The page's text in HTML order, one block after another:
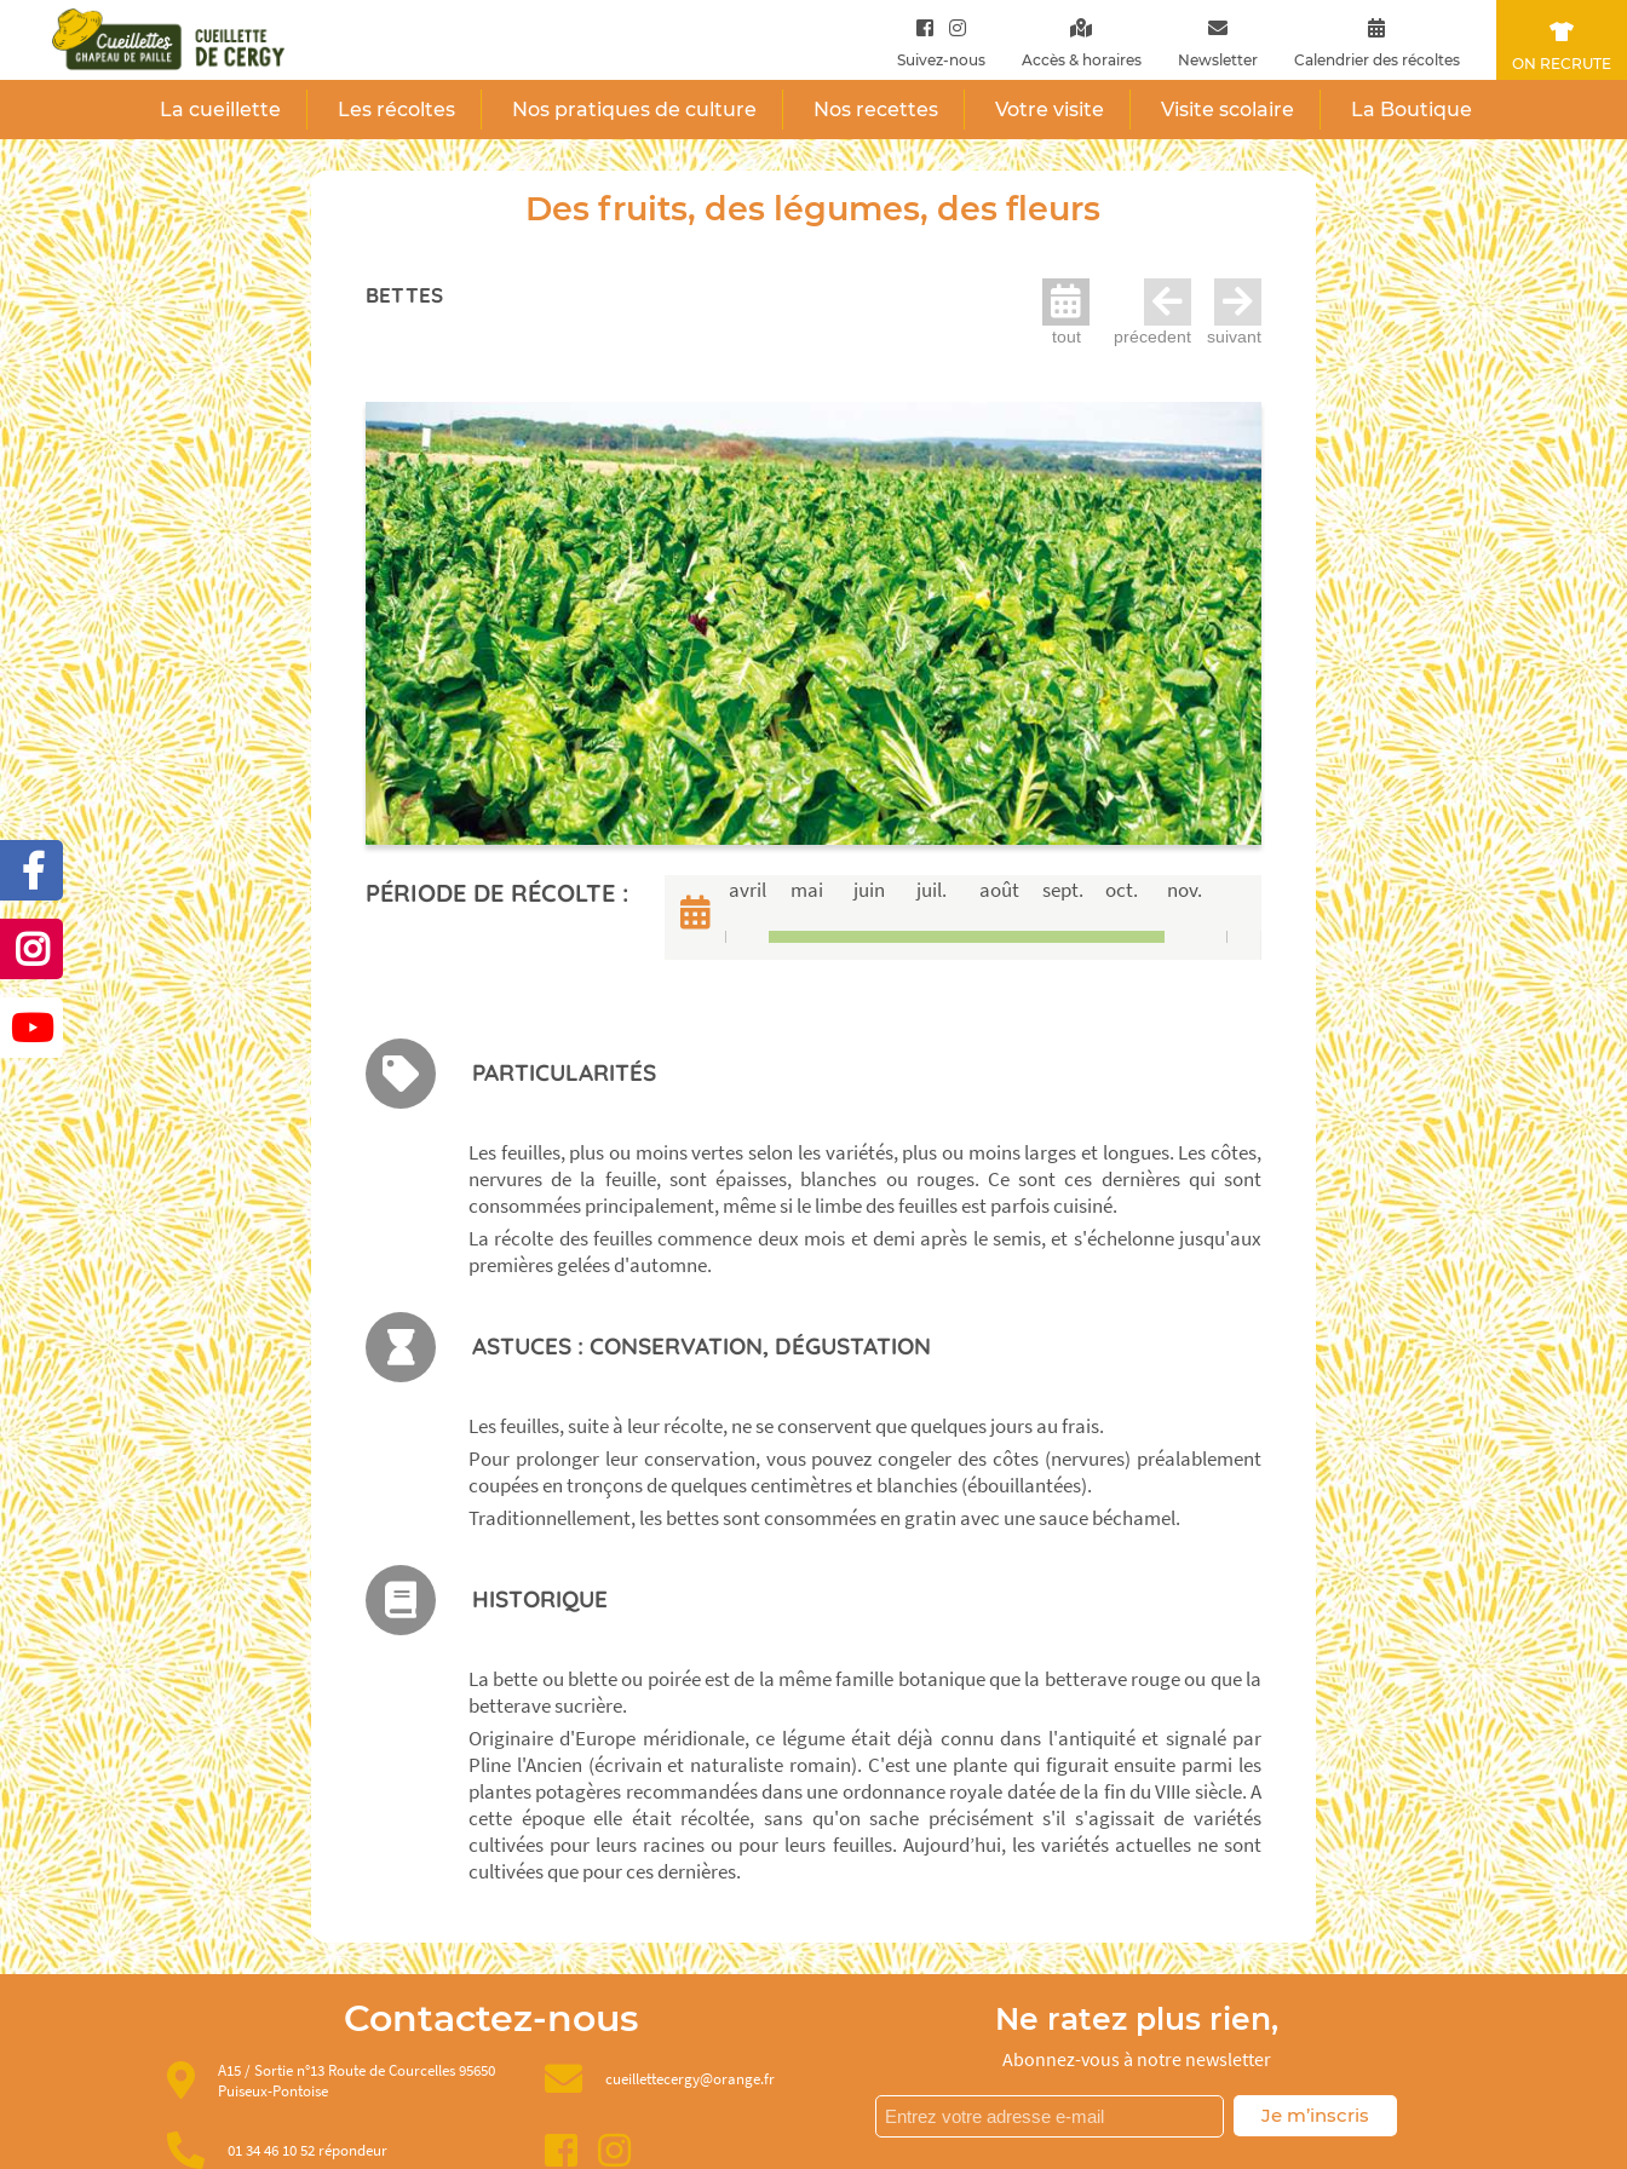
Suivez-nous Accès & horaires Newsletter Calendrier des récoltes ON RECRUTE
La cueillette Les récoltes Nos pratiques de culture Nos recettes Votre visite Visite scolaire La Boutique
Des fruits, des légumes, des fleurs
BETTES
tout précedent suivant
PÉRIODE DE RÉCOLTE : avril mai juin juil. août sept. oct. nov.
PARTICULARITÉS
Les feuilles, plus ou moins vertes selon les variétés, plus ou moins larges et longues. Les côtes,
nervures de la feuille, sont épaisses, blanches ou rouges. Ce sont ces dernières qui sont
consommées principalement, même si le limbe des feuilles est parfois cuisiné.
La récolte des feuilles commence deux mois et demi après le semis, et s'échelonne jusqu'aux
premières gelées d'automne.
ASTUCES : CONSERVATION, DÉGUSTATION
Les feuilles, suite à leur récolte, ne se conservent que quelques jours au frais.
Pour prolonger leur conservation, vous pouvez congeler des côtes (nervures) préalablement
coupées en tronçons de quelques centimètres et blanchies (ébouillantées).
Traditionnellement, les bettes sont consommées en gratin avec une sauce béchamel.
HISTORIQUE
La bette ou blette ou poirée est de la même famille botanique que la betterave rouge ou que la
betterave sucrière.
Originaire d'Europe méridionale, ce légume était déjà connu dans l'antiquité et signalé par
Pline l'Ancien (écrivain et naturaliste romain). C'est une plante qui figurait ensuite parmi les
plantes potagères recommandées dans une ordonnance royale datée de la fin du VIIIe siècle. A
cette époque elle était récoltée, sans qu'on sache précisément s'il s'agissait de variétés
cultivées pour leurs racines ou pour leurs feuilles. Aujourd’hui, les variétés actuelles ne sont
cultivées que pour ces dernières.
Contactez-nous
A15 / Sortie n°13 Route de Courcelles 95650
Puiseux-Pontoise
cueillettecergy@orange.fr
01 34 46 10 52 répondeur
Ne ratez plus rien,
Abonnez-vous à notre newsletter
Je m’inscris
Panneau de gestion des cookies